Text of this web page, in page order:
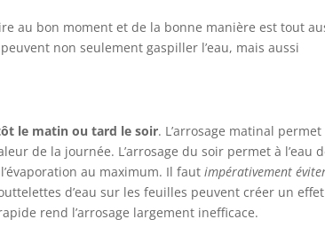
(cm)au bon moment et de la bonne manière est tout
non seulement gaspiller l’eau, mais aussi
le matin ou tard le soir. L’arrosage matinal
de la journée. L’arrosage du soir permet à l’eau
au maximum. Il fautimpérativement
d’eau sur les feuilles peuvent créer un
rend l’arrosage largement inefficace.